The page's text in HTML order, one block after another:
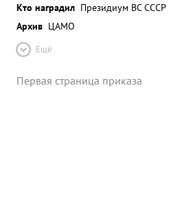
Кто наградил Президиум ВС СССР
Архив ЦАМО
Ещё
Первая страница приказа